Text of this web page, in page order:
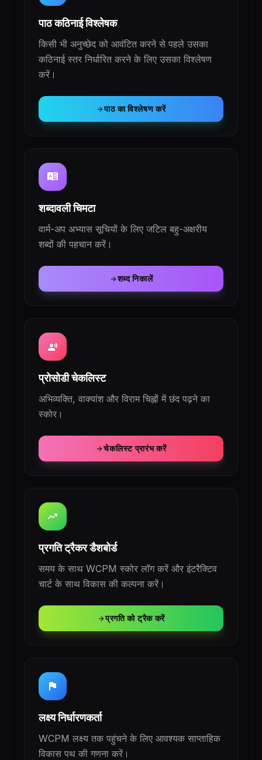
पाठ कठिनाई विश्लेषक
किसी भी अनुच्छेद को आवंटित करने से पहले उसका
कठिनाई स्तर निर्धारित करने के लिए उसका विश्लेषण
करें।
arrow_forwardपाठ का विश्लेषण करें
dictionary
शब्दावली चिमटा
वार्म-अप अभ्यास सूचियों के लिए जटिल बहु-अक्षरीय
शब्दों की पहचान करें।
arrow_forwardशब्द निकालें
record_voice_over
प्रोसोडी चेकलिस्ट
अभिव्यक्ति, वाक्यांश और विराम चिह्नों में छंद पढ़ने का
स्कोर।
arrow_forwardचेकलिस्ट प्रारंभ करें
trending_up
प्रगति ट्रैकर डैशबोर्ड
समय के साथ WCPM स्कोर लॉग करें और इंटरैक्टिव
चार्ट के साथ विकास की कल्पना करें।
arrow_forwardप्रगति को ट्रैक करें
flag
लक्ष्य निर्धारणकर्ता
WCPM लक्ष्य तक पहुंचने के लिए आवश्यक साप्ताहिक
विकास पथ की गणना करें।